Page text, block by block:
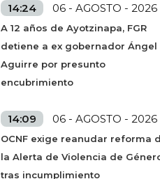
14:24 06 - AGOSTO - 2026
A 12 años de Ayotzinapa, FGR
detiene a ex gobernador Ángel
Aguirre por presunto
encubrimiento
14:09 06 - AGOSTO - 2026
OCNF exige reanudar reforma
la Alerta de Violencia de
tras incumplimiento